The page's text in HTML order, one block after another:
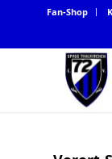
Fan-Shop